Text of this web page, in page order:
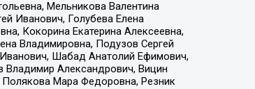
Мельникова Валентина
Иванович, Голубева Елена
Кокорина Екатерина Алексеевна,
Владимировна, Подузов Сергей
Шабад Анатолий Ефимович,
Владимир Александрович, Вицин
Мара Федоровна, Резник